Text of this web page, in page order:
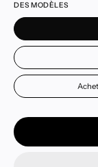
DES MODÈLES